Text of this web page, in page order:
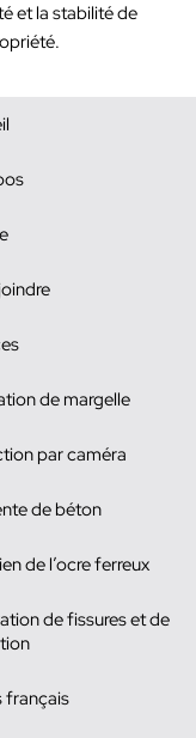
et la stabilité de
de margelle
par caméra
de béton
de l’ocre ferreux
de fissures et de
français